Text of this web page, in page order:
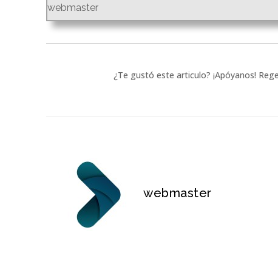
webmaster
¿Te gustó este articulo? ¡Apóyanos!
webmaster